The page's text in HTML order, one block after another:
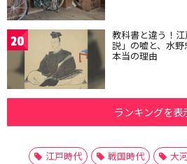
20 教科書と違う！
説」の嘘と、水
本当の理由
ランキングを表
江戸時代 戦国時代 大